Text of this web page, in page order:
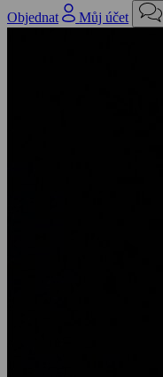
Objednat
Můj účet